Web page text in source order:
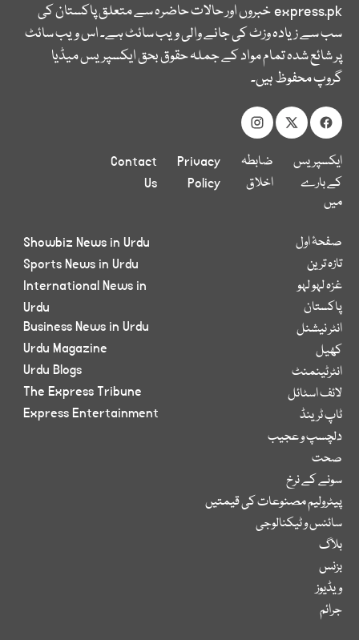
express.pkخبروں اور حالات حاضرہ سے متعلق پاکستان کی
سب سے زیادہ وزٹ کی جانے والی ویب سائٹ ہے۔ اس ویب سائٹ
پر شائع شدہ تمام مواد کے جملہ حقوق بحق ایکسپریس میڈیا
گروپ محفوظ ہیں۔
ایکسپریس
کے بارے
میں
ضابطہ
اخلاق
Privacy
Policy
Contact
Us
صفحۂ اول
تازہ ترین
غزہ لہو لہو
پاکستان
انٹر نیشنل
کھیل
انٹرٹینمنٹ
لائف اسٹائل
ٹاپ ٹرینڈ
دلچسپ و عجیب
صحت
سونے کے نرخ
پیٹرولیم مصنوعات کی قیمتیں
سائنس و ٹیکنالوجی
بلاگ
بزنس
ویڈیوز
جرائم
Showbiz News in Urdu
Sports News in Urdu
International News in
Urdu
Business News in Urdu
Urdu Magazine
Urdu Blogs
The Express Tribune
Express Entertainment